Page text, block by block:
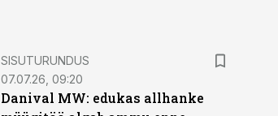
ST
SISUTURUNDUS
07.07.26, 09:20
Danival MW: edukas allhanke